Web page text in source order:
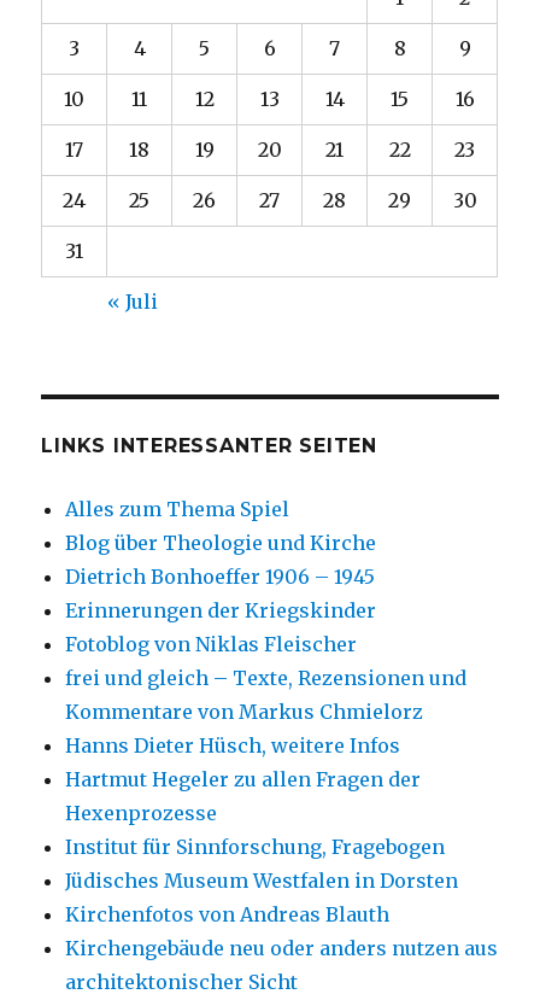
3 4 5 6 7 8 9
10 11 12 13 14 15 16
17 18 19 20 21 22 23
24 25 26 27 28 29 30
31
« Juli
LINKS INTERESSANTER SEITEN
Alles zum Thema Spiel
Blog über Theologie und Kirche
Dietrich Bonhoeffer 1906 – 1945
Erinnerungen der Kriegskinder
Fotoblog von Niklas Fleischer
frei und gleich – Texte, Rezensionen und
Kommentare von Markus Chmielorz
Hanns Dieter Hüsch, weitere Infos
Hartmut Hegeler zu allen Fragen der
Hexenprozesse
Institut für Sinnforschung, Fragebogen
Jüdisches Museum Westfalen in Dorsten
Kirchenfotos von Andreas Blauth
Kirchengebäude neu oder anders nutzen aus
architektonischer Sicht